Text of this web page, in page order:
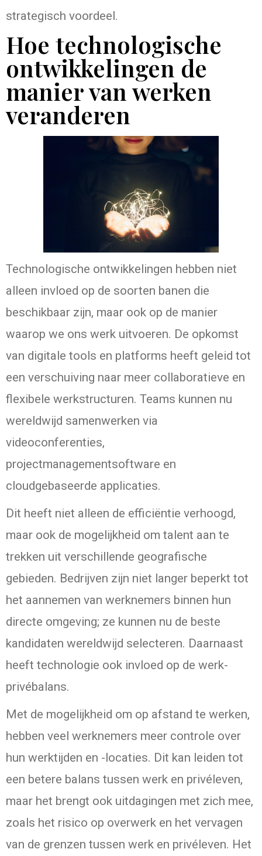
strategisch voordeel.
Hoe technologische
ontwikkelingen de
manier van werken
veranderen
Technologische ontwikkelingen hebben niet
alleen invloed op de soorten banen die
beschikbaar zijn, maar ook op de manier
waarop we ons werk uitvoeren. De opkomst
van digitale tools en platforms heeft geleid tot
een verschuiving naar meer collaboratieve en
flexibele werkstructuren. Teams kunnen nu
wereldwijd samenwerken via
videoconferenties,
projectmanagementsoftware en
cloudgebaseerde applicaties.
Dit heeft niet alleen de efficiëntie verhoogd,
maar ook de mogelijkheid om talent aan te
trekken uit verschillende geografische
gebieden. Bedrijven zijn niet langer beperkt tot
het aannemen van werknemers binnen hun
directe omgeving; ze kunnen nu de beste
kandidaten wereldwijd selecteren. Daarnaast
heeft technologie ook invloed op de werk-
privébalans.
Met de mogelijkheid om op afstand te werken,
hebben veel werknemers meer controle over
hun werktijden en -locaties. Dit kan leiden tot
een betere balans tussen werk en privéleven,
maar het brengt ook uitdagingen met zich mee,
zoals het risico op overwerk en het vervagen
van de grenzen tussen werk en privéleven. Het